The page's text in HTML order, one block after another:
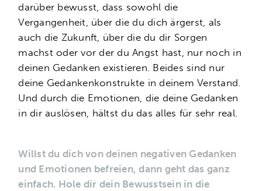
darüber bewusst, dass sowohl die
Vergangenheit, über die du dich ärgerst, als
auch die Zukunft, über die du dir Sorgen
machst oder vor der du Angst hast, nur noch in
deinen Gedanken existieren. Beides sind nur
deine Gedankenkonstrukte in deinem Verstand.
Und durch die Emotionen, die deine Gedanken
in dir auslösen, hältst du das alles für sehr real.
Willst du dich von deinen negativen Gedanken
und Emotionen befreien, dann geht das ganz
einfach. Hole dir dein Bewusstsein in die